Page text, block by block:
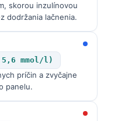
skorou inzulínovou
dodržania lačnenia.
mmol/l)
príčin a zvyčajne
panelu.